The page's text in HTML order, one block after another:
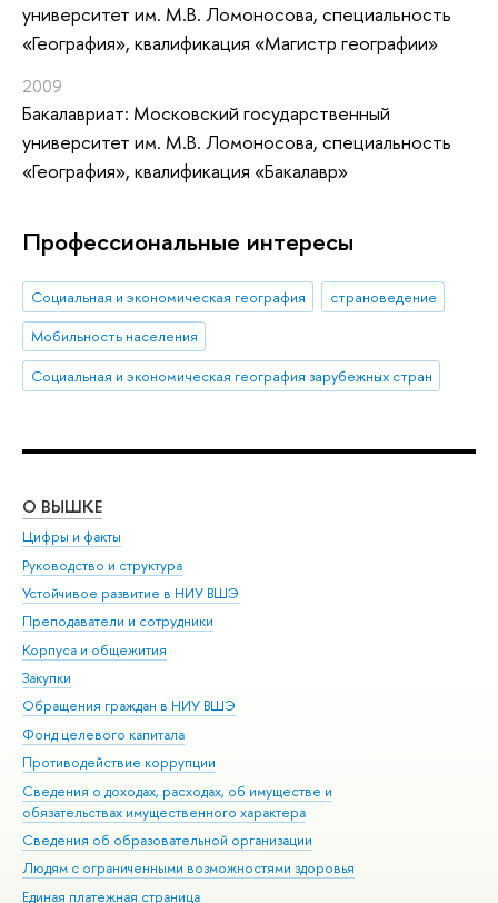
университет им. М.В. Ломоносова, специальность
«География», квалификация «Магистр географии»
2009
Бакалавриат: Московский государственный
университет им. М.В. Ломоносова, специальность
«География», квалификация «Бакалавр»
Профессиональные интересы
Социальная и экономическая география
страноведение
Мобильность населения
Социальная и экономическая география зарубежных стран
О ВЫШКЕ
Цифры и факты
Руководство и структура
Устойчивое развитие в НИУ ВШЭ
Преподаватели и сотрудники
Корпуса и общежития
Закупки
Обращения граждан в НИУ ВШЭ
Фонд целевого капитала
Противодействие коррупции
Сведения о доходах, расходах, об имуществе и
обязательствах имущественного характера
Сведения об образовательной организации
Людям с ограниченными возможностями здоровья
Единая платежная страница